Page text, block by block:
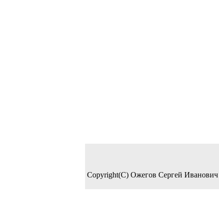
Copyright(C) Ожегов Сергей Иванович